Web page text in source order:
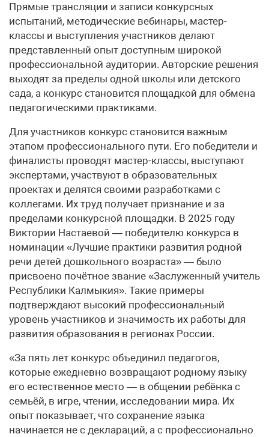
Прямые трансляции и записи конкурсных
испытаний, методические вебинары, мастер-
классы и выступления участников делают
представленный опыт доступным широкой
профессиональной аудитории. Авторские решения
выходят за пределы одной школы или детского
сада, а конкурс становится площадкой для обмена
педагогическими практиками.
Для участников конкурс становится важным
этапом профессионального пути. Его победители и
финалисты проводят мастер-классы, выступают
экспертами, участвуют в образовательных
проектах и делятся своими разработками с
коллегами. Их труд получает признание и за
пределами конкурсной площадки. В 2025 году
Виктории Настаевой — победителю конкурса в
номинации «Лучшие практики развития родной
речи детей дошкольного возраста» — было
присвоено почётное звание «Заслуженный учитель
Республики Калмыкия». Такие примеры
подтверждают высокий профессиональный
уровень участников и значимость их работы для
развития образования в регионах России.
«За пять лет конкурс объединил педагогов,
которые ежедневно возвращают родному языку
его естественное место — в общении ребёнка с
семьёй, в игре, чтении, исследовании мира. Их
опыт показывает, что сохранение языка
начинается не с деклараций, а с профессионально